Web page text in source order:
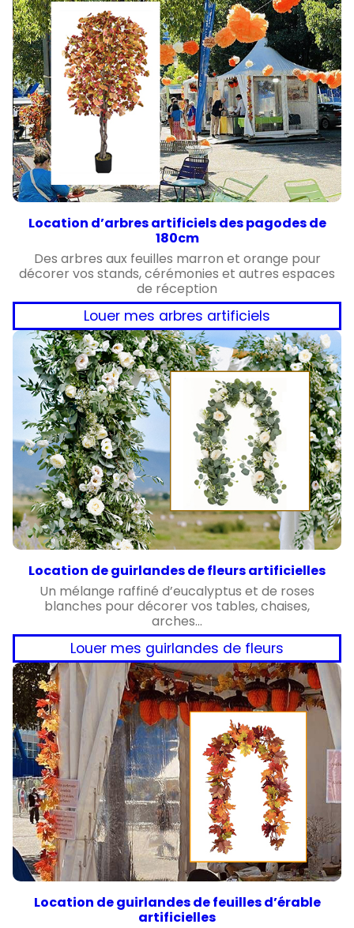
Location d’arbres artificiels des pagodes de
180cm
Des arbres aux feuilles marron et orange pour
décorer vos stands, cérémonies et autres espaces
de réception
Louer mes arbres artificiels
Location de guirlandes de fleurs artificielles
Un mélange raffiné d’eucalyptus et de roses
blanches pour décorer vos tables, chaises,
arches…
Louer mes guirlandes de fleurs
Location de guirlandes de feuilles d’érable
artificielles